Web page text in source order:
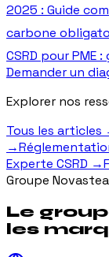
2025 : Guide
carbone
CSRD pour
Demander un
Explorer nos
Tous les articles
→
Experte CSRD →
Groupe Novastea
Le
les